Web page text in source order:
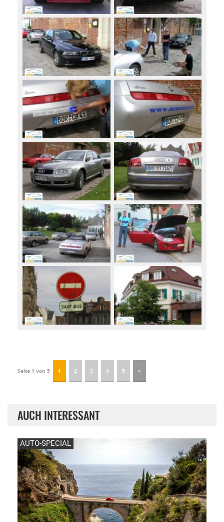
Seite 1 von 5 1 2 3 4 5
AUCH INTERESSANT
AUTO-SPECIAL